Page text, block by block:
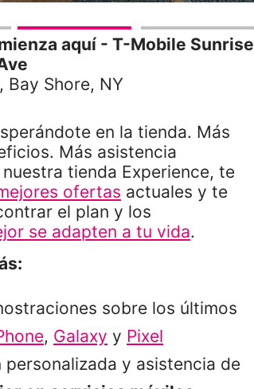
aquí - T-Mobile Sunrise
Bay Shore, NY
en la tienda. Más
Más asistencia
tienda Experience, te
ofertas actuales y te
el plan y los
se adapten a tu vida.
sobre los últimos
, Galaxy y Pixel
personalizada y asistencia de